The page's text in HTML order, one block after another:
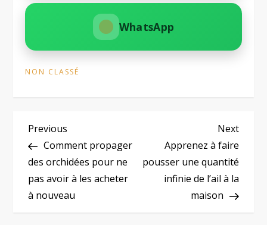
WhatsApp
NON CLASSÉ
N
a
v
Previous
Post
Previous
Comment propager
des orchidées pour ne
pas avoir à les acheter
à nouveau
Next
Post
Next
Apprenez à faire
pousser une quantité
infinie de l’ail à la
maison